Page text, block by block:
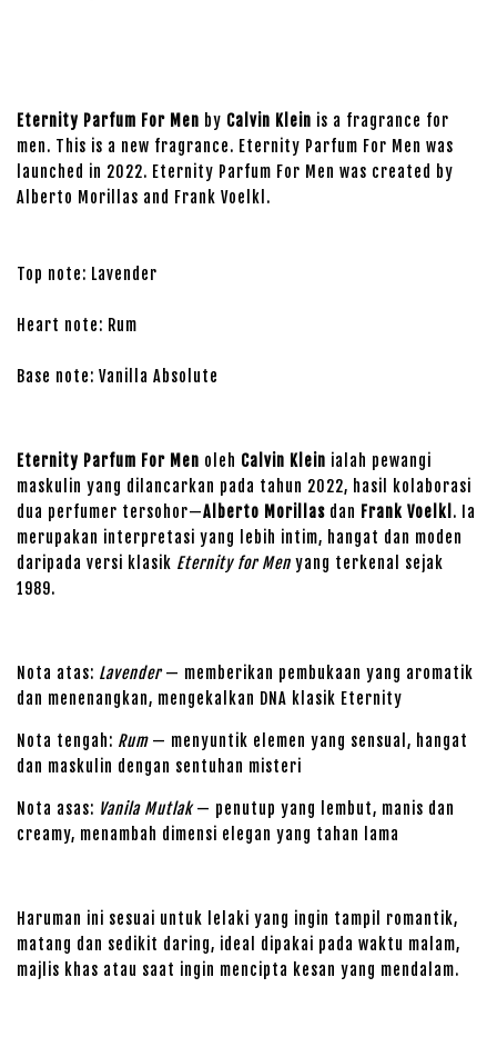
Eternity Parfum For Men by Calvin Klein is a fragrance for
men. This is a new fragrance. Eternity Parfum For Men was
launched in 2022. Eternity Parfum For Men was created by
Alberto Morillas and Frank Voelkl.
Top note: Lavender
Heart note: Rum
Base note: Vanilla Absolute
Eternity Parfum For Men oleh Calvin Klein ialah pewangi
maskulin yang dilancarkan pada tahun 2022, hasil kolaborasi
dua perfumer tersohor—Alberto Morillas dan Frank Voelkl . Ia
merupakan interpretasi yang lebih intim, hangat dan moden
daripada versi klasik Eternity for Men yang terkenal sejak
1989.
Nota atas: Lavender— memberikan pembukaan yang aromatik
dan menenangkan, mengekalkan DNA klasik Eternity
Nota tengah: Rum— menyuntik elemen yang sensual, hangat
dan maskulin dengan sentuhan misteri
Nota asas: Vanila Mutlak— penutup yang lembut, manis dan
creamy, menambah dimensi elegan yang tahan lama
Haruman ini sesuai untuk lelaki yang ingin tampil romantik,
matang dan sedikit daring, ideal dipakai pada waktu malam,
majlis khas atau saat ingin mencipta kesan yang mendalam.